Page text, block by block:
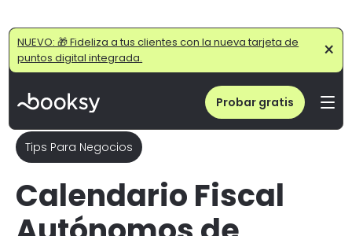
NUEVO: 🎁 Fideliza a tus clientes con la nueva tarjeta de
puntos digital integrada.
×
Probar gratis
Home/Blog/ Calendario Fiscal Belleza 2026: Evita multas en Enero
Tips Para Negocios
Calendario Fiscal